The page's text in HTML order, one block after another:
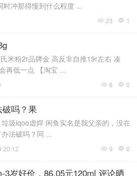
冲那得慢到什么程度 ...
 23  1
米粉2r品牌金 高反非自推19r左右 凑
再低一点 【淘宝 ...
 8  0
吗？果
圾iqoo虚焊 闲鱼实名是我父亲的，没在
法破吗？同 ...
 9  0
20:12
3岁好价，86.05元120ml 评论晒